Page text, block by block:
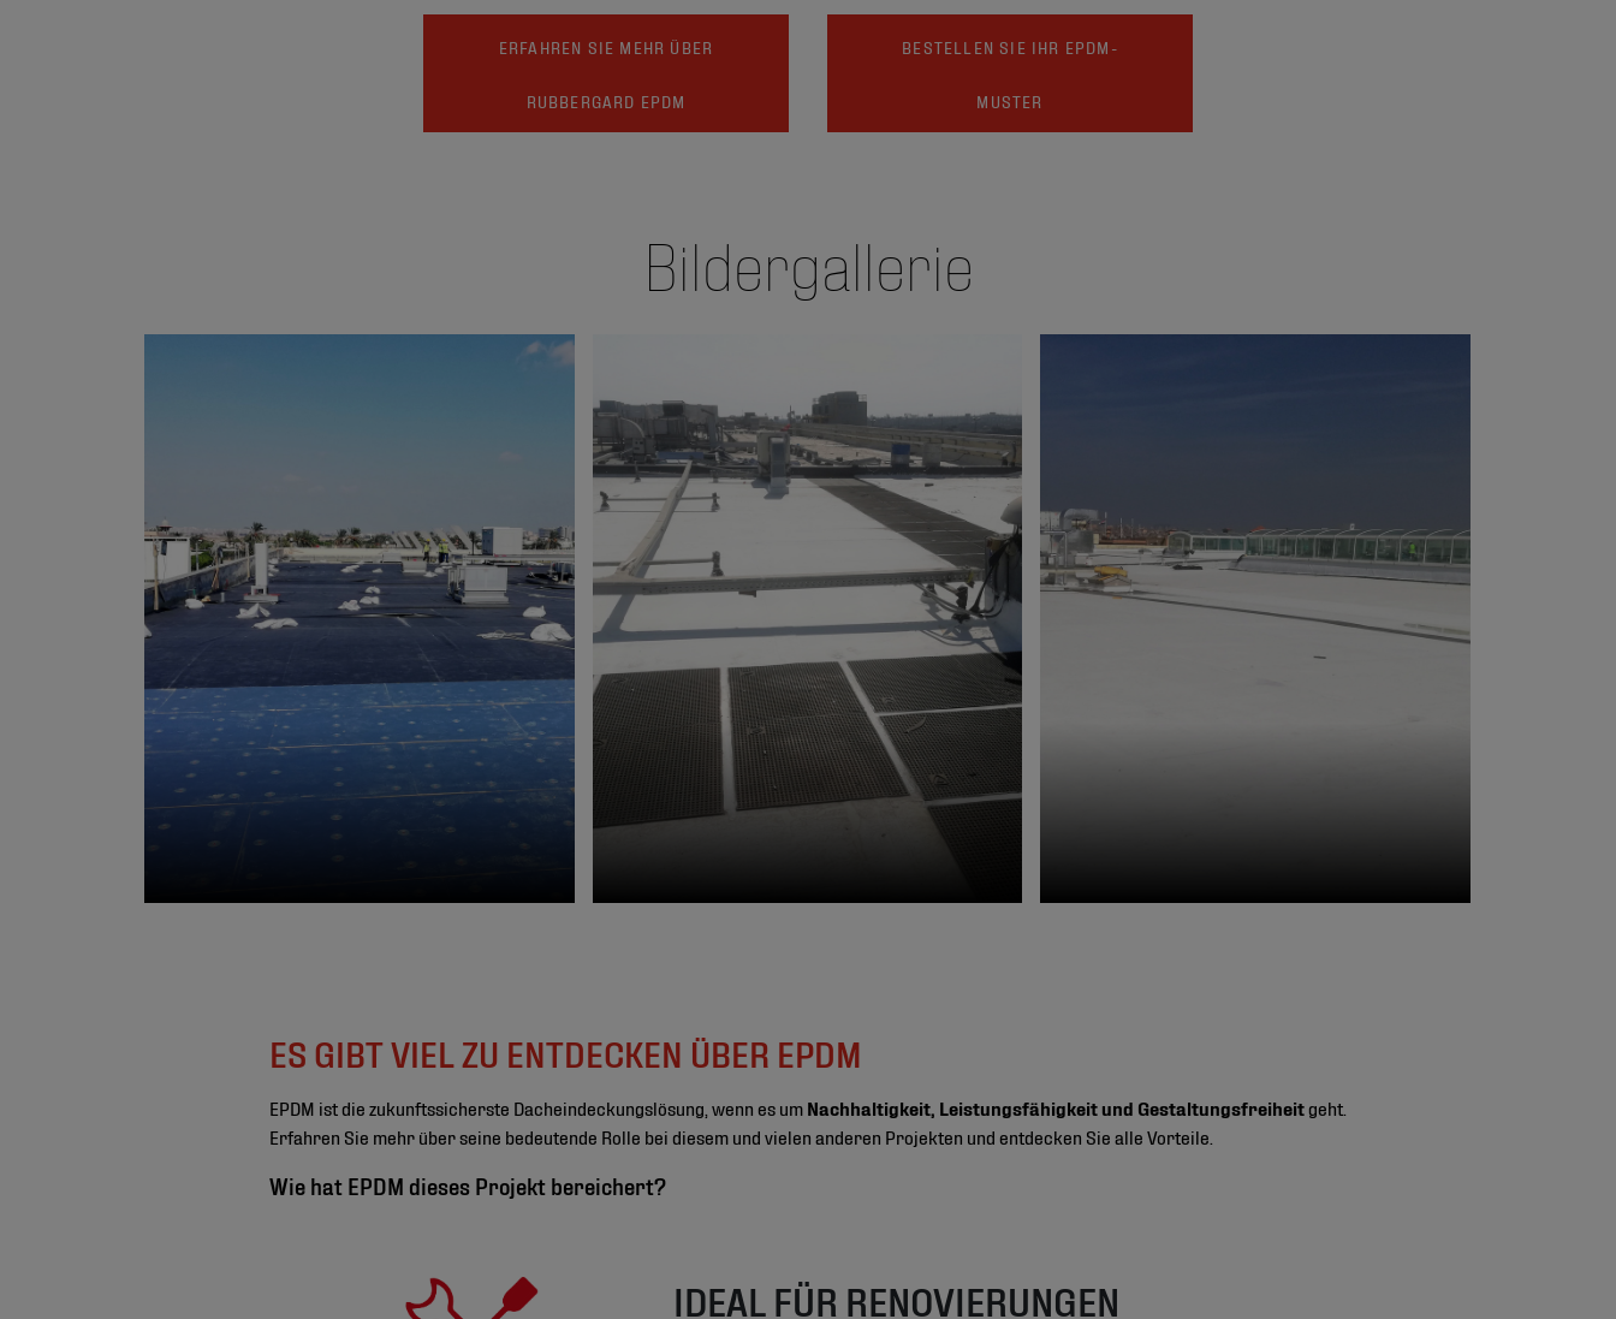
ERFAHREN SIE MEHR ÜBER
RUBBERGARD EPDM
BESTELLEN SIE IHR EPDM-
MUSTER
Bildergallerie
ES GIBT VIEL ZU ENTDECKEN ÜBER EPDM
EPDM ist die zukunftssicherste Dacheindeckungslösung, wenn es um Nachhaltigkeit, Leistungsfähigkeit und Gestaltungsfreiheitgeht.
Erfahren Sie mehr über seine bedeutende Rolle bei diesem und vielen anderen Projekten und entdecken Sie alle Vorteile.
Wie hat EPDM dieses Projekt bereichert?
IDEAL FÜR RENOVIERUNGEN